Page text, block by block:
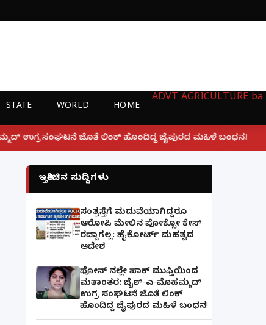
STATE WORLD HOME
ADVT AGRICULTURE ba
ಹೊಂದಿದ್ದ ಜೈಪುರದ ಮಹಿಳೆ ಬಂಧನ! | ಲಕ್ನೋ ಗೇಮಿಂಗ್
ಇತ್ತೀಚಿನ ಸುದ್ದಿಗಳು
ಸಂತ್ರಸ್ತೆಗೆ ಮದುವೆಯಾಗಿದ್ದರೂ
ಆರೋಪಿ ಮೇಲಿನ ಪೋಕ್ಸೋ ಕೇಸ್
ರದ್ದಾಗಲ್ಲ: ಹೈಕೋರ್ಟ್ ಮಹತ್ವದ
ಆದೇಶ
ಫೋನ್ ನಲ್ಲೇ ಪಾಕ್ ಮುಫ್ತಿಯಿಂದ
ಮತಾಂತರ: ಜೈಶ್-ಎ-ಮೊಹಮ್ಮದ್
ಉಗ್ರ ಸಂಘಟನೆ ಜೊತೆ ಲಿಂಕ್
ಹೊಂದಿದ್ದ ಜೈಪುರದ ಮಹಿಳೆ ಬಂಧನ!